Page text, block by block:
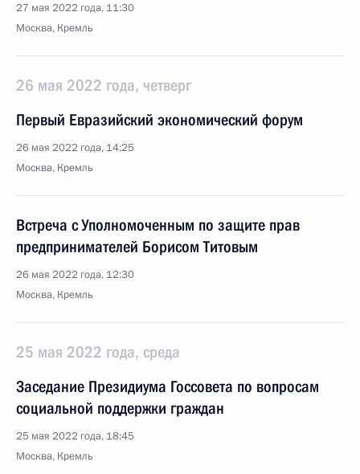
27 мая 2022 года, 11:30
Москва, Кремль
26 мая 2022 года, четверг
Первый Евразийский экономический форум
26 мая 2022 года, 14:25
Москва, Кремль
Встреча с Уполномоченным по защите прав
предпринимателей Борисом Титовым
26 мая 2022 года, 12:30
Москва, Кремль
25 мая 2022 года, среда
Заседание Президиума Госсовета по вопросам
социальной поддержки граждан
25 мая 2022 года, 18:45
Москва, Кремль